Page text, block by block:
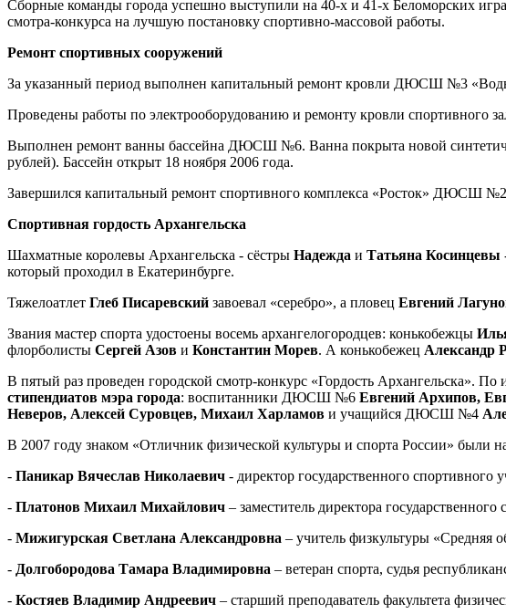
Сборные команды города успешно выступили на 40-х и 41-х Беломорских
смотра-конкурса на лучшую постановку спортивно-массовой работы.
Ремонт спортивных сооружений
За указанный период выполнен капитальный ремонт кровли ДЮСШ №3
Проведены работы по электрооборудованию и ремонту кровли спортивного
Выполнен ремонт ванны бассейна ДЮСШ №6. Ванна покрыта новой
рублей). Бассейн открыт 18 ноября 2006 года.
Завершился капитальный ремонт спортивного комплекса «Росток» ДЮСШ
Спортивная гордость Архангельска
Шахматные королевы Архангельска - сёстры Надежда и Татьяна Косинцевы
который проходил в Екатеринбурге.
Тяжелоатлет Глеб Писаревский завоевал «серебро», а пловец Евгений
Звания мастер спорта удостоены восемь архангелогородцев: конькобежцы
флорболисты Сергей Азов и Константин Морев. А конькобежец Александр
В пятый раз проведен городской смотр-конкурс «Гордость Архангельска».
стипендиатов мэра города: воспитанники ДЮСШ №6 Евгений Архипов,
Неверов, Алексей Суровцев, Михаил Харламов и учащийся ДЮСШ №4
В 2007 году знаком «Отличник физической культуры и спорта России» были
- Паникар Вячеслав Николаевич - директор государственного
- Платонов Михаил Михайлович – заместитель директора
- Мижигурская Светлана Александровна – учитель физкультуры «Средняя
- Долгобородова Тамара Владимировна – ветеран спорта, судья
- Костяев Владимир Андреевич – старший преподаватель факультета